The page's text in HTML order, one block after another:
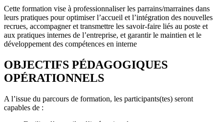
Cette formation vise à professionnaliser les parrains/marraines dans
leurs pratiques pour optimiser l’accueil et l’intégration des nouvelles
recrues, accompagner et transmettre les savoir-faire liés au poste et
aux pratiques internes de l’entreprise, et garantir le maintien et le
développement des compétences en interne
OBJECTIFS PÉDAGOGIQUES
OPÉRATIONNELS
A l’issue du parcours de formation, les participants(tes) seront
capables de :